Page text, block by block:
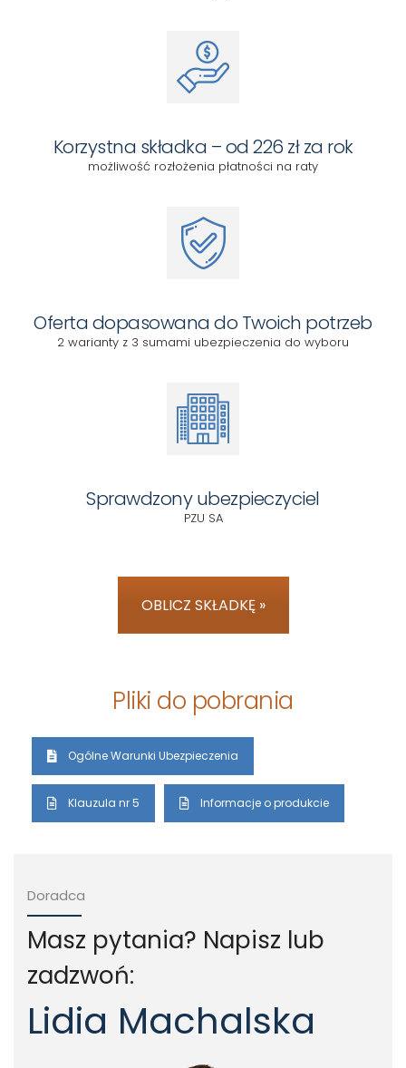
Korzystna składka – od 226 zł za rok
możliwość rozłożenia płatności na raty
Oferta dopasowana do Twoich potrzeb
2 warianty z 3 sumami ubezpieczenia do wyboru
Sprawdzony ubezpieczyciel
PZU SA
OBLICZ SKŁADKĘ »
Pliki do pobrania
Ogólne Warunki Ubezpieczenia
Klauzula nr 5 Informacje o produkcie
Doradca
Masz pytania? Napisz lub
zadzwoń:
Lidia Machalska